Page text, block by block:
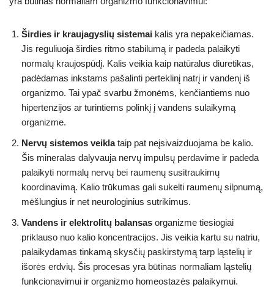
Širdies ir kraujagyslių sistemai kalis yra nepakeičiamas.
Jis reguliuoja širdies ritmo stabilumą ir padeda palaikyti
normalų kraujospūdį. Kalis veikia kaip natūralus diuretikas,
padėdamas inkstams pašalinti perteklinį natrį ir vandenį iš
organizmo. Tai ypač svarbu žmonėms, kenčiantiems nuo
hipertenzijos ar turintiems polinkį į vandens sulaikymą
organizme.
Nervų sistemos veiklataip pat neįsivaizduojama be kalio.
Šis mineralas dalyvauja nervų impulsų perdavime ir padeda
palaikyti normalų nervų bei raumenų susitraukimų
koordinavimą. Kalio trūkumas gali sukelti raumenų silpnumą,
mėšlungius ir net neurologinius sutrikimus.
Vandens ir elektrolitų balansas organizme tiesiogiai
priklauso nuo kalio koncentracijos. Jis veikia kartu su natriu,
palaikydamas tinkamą skysčių paskirstymą tarp ląstelių ir
išorės erdvių. Šis procesas yra būtinas normaliam ląstelių
funkcionavimui ir organizmo homeostazės palaikymui.